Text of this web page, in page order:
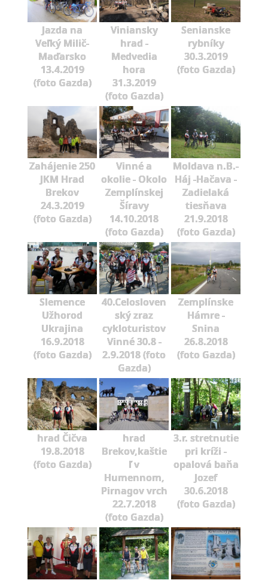
Jazda na
Veľký Milič-
Maďarsko
13.4.2019
(foto Gazda)
Viniansky
hrad -
Medvedia
hora
31.3.2019
(foto Gazda)
Senianske
rybníky
30.3.2019
(foto Gazda)
Zahájenie 250
JKM Hrad
Brekov
24.3.2019
(foto Gazda)
Vinné a
okolie - Okolo
Zemplínskej
Šíravy
14.10.2018
(foto Gazda)
Moldava n.B.-
Háj -Hačava -
Zadielaká
tiesňava
21.9.2018
(foto Gazda)
Slemence
Užhorod
Ukrajina
16.9.2018
(foto Gazda)
40.Celosloven
ský zraz
cykloturistov
Vinné 30.8 -
2.9.2018 (foto
Gazda)
Zemplínske
Hámre -
Snina
26.8.2018
(foto Gazda)
hrad Čičva
19.8.2018
(foto Gazda)
hrad
Brekov,kaštie
ľ v
Humennom,
Pirnagov vrch
22.7.2018
(foto Gazda)
3.r. stretnutie
pri kríži -
opalová baňa
Jozef
30.6.2018
(foto Gazda)